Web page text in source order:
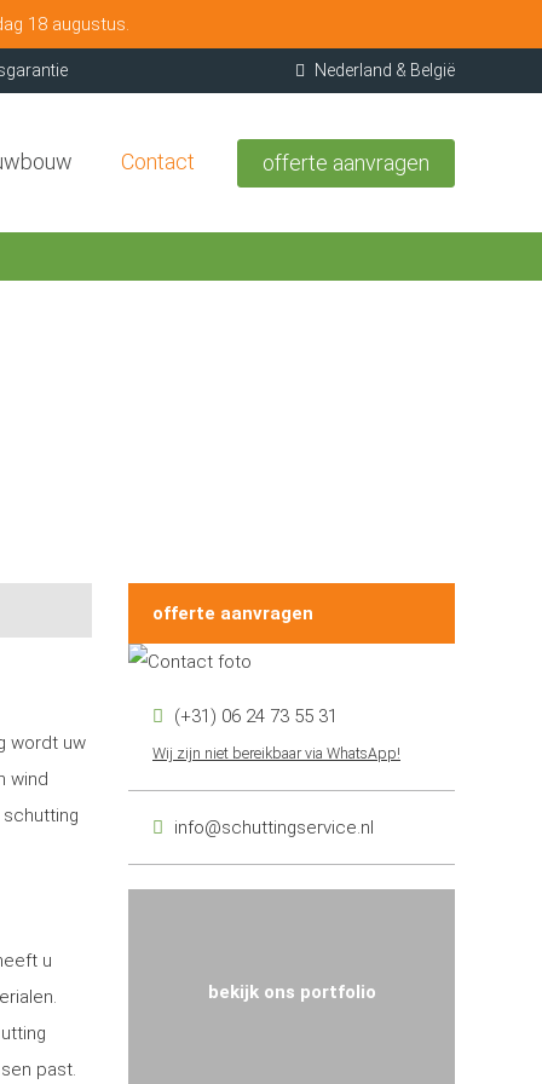
18 augustus.
Nederland & België
Contact offerte aanvragen
wordt uw
wind
u
past.
offerte aanvragen
(+31) 06 24 73 55 31
Wij zijn niet bereikbaar via WhatsApp!
info@schuttingservice.nl
bekijk ons portfolio